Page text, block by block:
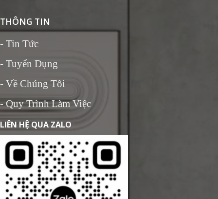
THÔNG TIN
- Tin Tức
- Tuyển Dụng
- Về Chúng Tôi
- Quy Trình Làm Việc
LIÊN HỆ QUA ZALO